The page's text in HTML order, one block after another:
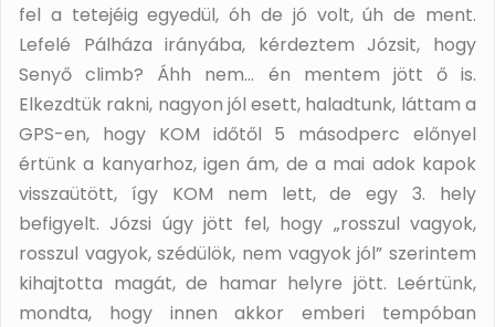
fel a tetejéig egyedül, óh de jó volt, úh de ment.
Lefelé Pálháza irányába, kérdeztem Józsit, hogy
Senyő climb? Áhh nem… én mentem jött ő is.
Elkezdtük rakni, nagyon jól esett, haladtunk, láttam a
GPS-en, hogy KOM időtől 5 másodperc előnyel
értünk a kanyarhoz, igen ám, de a mai adok kapok
visszaütött, így KOM nem lett, de egy 3. hely
befigyelt. Józsi úgy jött fel, hogy „rosszul vagyok,
rosszul vagyok, szédülök, nem vagyok jól” szerintem
kihajtotta magát, de hamar helyre jött. Leértünk,
mondta, hogy innen akkor emberi tempóban